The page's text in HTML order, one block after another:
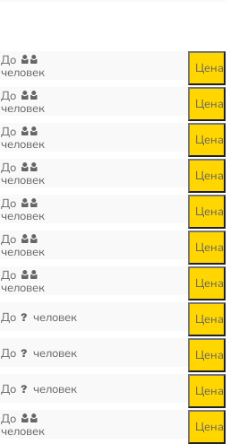
До
человек Цена
До
человек Цена
До
человек Цена
До
человек Цена
До
человек Цена
До
человек Цена
До
человек Цена
До человек Цена
До человек Цена
До человек Цена
До
человек Цена